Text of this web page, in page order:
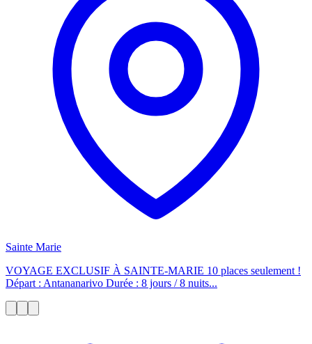
Sainte Marie
VOYAGE EXCLUSIF À SAINTE-MARIE 10 places seulement !
Départ : Antananarivo Durée : 8 jours / 8 nuits...